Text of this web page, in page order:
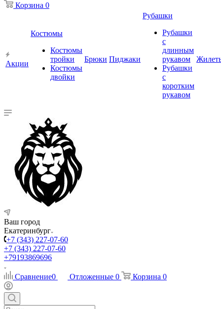
Корзина 0
Акции
Костюмы
Костюмы
тройки
Костюмы
двойки
Брюки Пиджаки
Рубашки
Рубашки
с
длинным
рукавом
Рубашки
с
коротким
рукавом
Ваш город
Екатеринбург
+7 (343) 227-07-60
+7 (343) 227-07-60
+79193869696
Сравнение0 Отложенные 0 Корзина 0